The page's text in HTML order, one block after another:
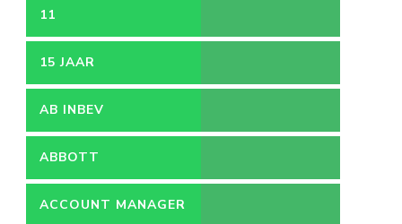
11
15 JAAR
AB INBEV
ABBOTT
ACCOUNT MANAGER